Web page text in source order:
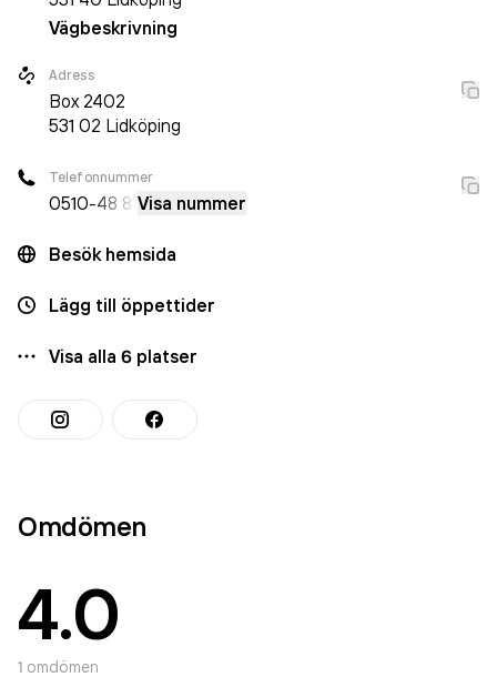
Vägbeskrivning
Adress
Box 2402
531 02 Lidköping
Telefonnummer
0510-48 81 Visa nummer
Besök hemsida
Lägg till öppettider
Visa alla 6 platser
Omdömen
4.0
1 omdömen